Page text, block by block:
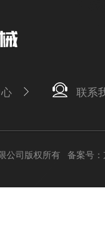
联系
公司版权所有 备案号：